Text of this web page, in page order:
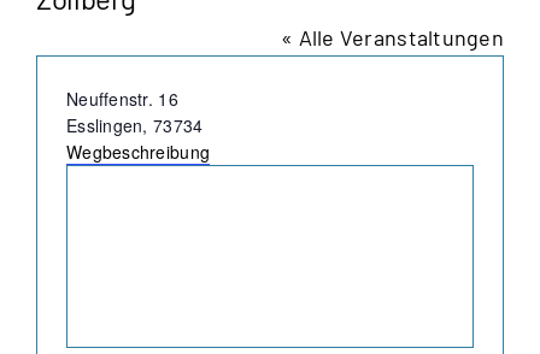
« Alle Veranstaltungen
Adresse
Neuffenstr. 16
Esslingen, 73734
Wegbeschreibung